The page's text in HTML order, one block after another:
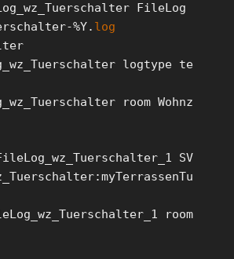
FileLog
%Y. log
logtype te
room Wohnz
SV
room